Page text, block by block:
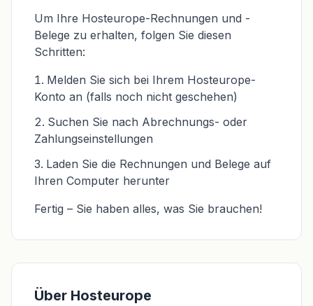
Um Ihre Hosteurope-Rechnungen und -
Belege zu erhalten, folgen Sie diesen
Schritten:
Melden Sie sich bei Ihrem Hosteurope-
Konto an (falls noch nicht geschehen)
Suchen Sie nach Abrechnungs- oder
Zahlungseinstellungen
Laden Sie die Rechnungen und Belege auf
Ihren Computer herunter
Fertig – Sie haben alles, was Sie brauchen!
Über Hosteurope